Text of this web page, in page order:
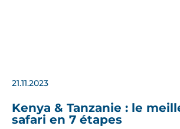
21.11.2023
Kenya & Tanzanie : le
safari en 7 étapes